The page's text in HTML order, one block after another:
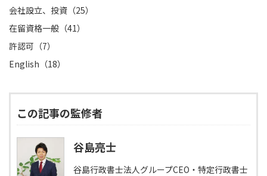
会社設立、投資（25）
在留資格一般（41）
許認可（7）
English（18）
この記事の監修者
谷島亮士
谷島行政書士法人グループCEO・特定行政書士